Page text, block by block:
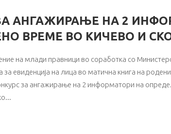
АНГАЖИРАЊЕ НA 2
ВРЕМЕ ВО КИЧЕВО И
на млади правници во соработка со
за евиденција на лица во матична книга на
за ангажирање нa 2 информатори на